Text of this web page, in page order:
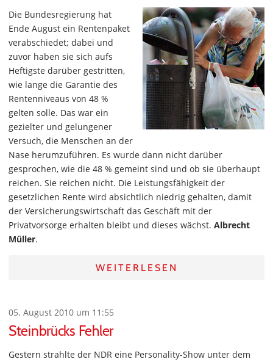
Die Bundesregierung hat
Ende August ein Rentenpaket
verabschiedet; dabei und
zuvor haben sie sich aufs
Heftigste darüber gestritten,
wie lange die Garantie des
Rentenniveaus von 48 %
gelten solle. Das war ein
gezielter und gelungener
Versuch, die Menschen an der
Nase herumzuführen. Es wurde dann nicht darüber
gesprochen, wie die 48 % gemeint sind und ob sie überhaupt
reichen. Sie reichen nicht. Die Leistungsfähigkeit der
gesetzlichen Rente wird absichtlich niedrig gehalten, damit
der Versicherungswirtschaft das Geschäft mit der
Privatvorsorge erhalten bleibt und dieses wächst. Albrecht
Müller.
WEITERLESEN
05. August 2010 um 11:55
Steinbrücks Fehler
Gestern strahlte der NDR eine Personality-Show unter dem